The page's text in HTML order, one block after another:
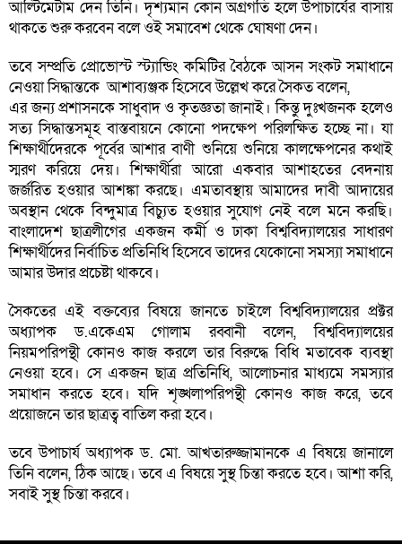
আল্টিমেটাম দেন তিনি। দৃশ্যমান কোন অগ্রগতি হলে উপাচার্যের বাসায়
থাকতে শুরু করবেন বলে ওই সমাবেশ থেকে ঘোষণা দেন।
তবে সম্প্রতি প্রোভোস্ট স্ট্যান্ডিং কমিটির বৈঠকে আসন সংকট সমাধানে
নেওয়া সিদ্ধান্তকে আশাব্যঞ্জক হিসেবে উল্লেখ করে সৈকত বলেন,
এর জন্য প্রশাসনকে সাধুবাদ ও কৃতজ্ঞতা জানাই। কিন্তু দুঃখজনক হলেও
সত্য সিদ্ধান্তসমূহ বাস্তবায়নে কোনো পদক্ষেপ পরিলক্ষিত হচ্ছে না। যা
শিক্ষার্থীদেরকে পূর্বের আশার বাণী শুনিয়ে শুনিয়ে কালক্ষেপনের কথাই
স্মরণ করিয়ে দেয়। শিক্ষার্থীরা আরো একবার আশাহতের বেদনায়
জর্জরিত হওয়ার আশঙ্কা করছে। এমতাবস্থায় আমাদের দাবী আদায়ের
অবস্থান থেকে বিন্দুমাত্র বিচ্যুত হওয়ার সুযোগ নেই বলে মনে করছি।
বাংলাদেশ ছাত্রলীগের একজন কর্মী ও ঢাকা বিশ্ববিদ্যালয়ের সাধারণ
শিক্ষার্থীদের নির্বাচিত প্রতিনিধি হিসেবে তাদের যেকোনো সমস্যা সমাধানে
আমার উদার প্রচেষ্টা থাকবে।
সৈকতের এই বক্তব্যের বিষয়ে জানতে চাইলে বিশ্ববিদ্যালয়ের প্রক্টর
অধ্যাপক ড.একেএম গোলাম রব্বানী বলেন, বিশ্ববিদ্যালয়ের
নিয়মপরিপন্থী কোনও কাজ করলে তার বিরুদ্ধে বিধি মতাবেক ব্যবস্থা
নেওয়া হবে। সে একজন ছাত্র প্রতিনিধি, আলোচনার মাধ্যমে সমস্যার
সমাধান করতে হবে। যদি শৃঙ্খলাপরিপন্থী কোনও কাজ করে, তবে
প্রয়োজনে তার ছাত্রত্ব বাতিল করা হবে।
তবে উপাচার্য অধ্যাপক ড. মো. আখতারুজ্জামানকে এ বিষয়ে জানালে
তিনি বলেন, ঠিক আছে। তবে এ বিষয়ে সুস্থ চিন্তা করতে হবে। আশা করি,
সবাই সুস্থ চিন্তা করবে।